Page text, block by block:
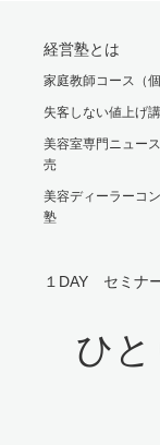
経営塾とは
家庭教師コース（個
失客しない値上げ
美容室専門ニュー
売
美容ディーラーコ
塾
１DAY セミナ
ひ